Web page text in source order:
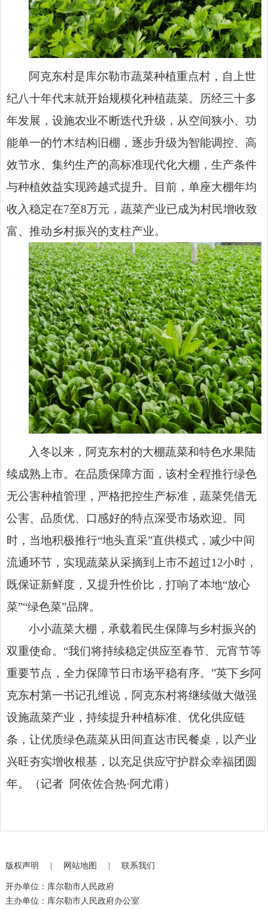
阿克东村是库尔勒市蔬菜种植重点村，自上世
纪八十年代末就开始规模化种植蔬菜。历经三十多
年发展，设施农业不断迭代升级，从空间狭小、功
能单一的竹木结构旧棚，逐步升级为智能调控、高
效节水、集约生产的高标准现代化大棚，生产条件
与种植效益实现跨越式提升。目前，单座大棚年均
收入稳定在7至8万元，蔬菜产业已成为村民增收致
富、推动乡村振兴的支柱产业。
入冬以来，阿克东村的大棚蔬菜和特色水果陆
续成熟上市。在品质保障方面，该村全程推行绿色
无公害种植管理，严格把控生产标准，蔬菜凭借无
公害、品质优、口感好的特点深受市场欢迎。同
时，当地积极推行“地头直采”直供模式，减少中间
流通环节，实现蔬菜从采摘到上市不超过12小时，
既保证新鲜度，又提升性价比，打响了本地“放心
菜”“绿色菜”品牌。
小小蔬菜大棚，承载着民生保障与乡村振兴的
双重使命。“我们将持续稳定供应至春节、元宵节等
重要节点，全力保障节日市场平稳有序。”英下乡阿
克东村第一书记孔维说，阿克东村将继续做大做强
设施蔬菜产业，持续提升种植标准、优化供应链
条，让优质绿色蔬菜从田间直达市民餐桌，以产业
兴旺夯实增收根基，以充足供应守护群众幸福团圆
年。（记者 阿依佐合热·阿尤甫）
版权声明 | 网站地图 | 联系我们
开办单位：库尔勒市人民政府
主办单位：库尔勒市人民政府办公室